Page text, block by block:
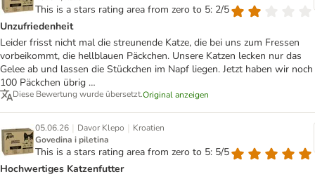
This is a stars rating area from zero to 5: 2/5
Unzufriedenheit
Leider frisst nicht mal die streunende Katze, die bei uns zum Fressen
vorbeikommt, die hellblauen Päckchen. Unsere Katzen lecken nur das
Gelee ab und lassen die Stückchen im Napf liegen. Jetzt haben wir noch
100 Päckchen übrig …
Diese Bewertung wurde übersetzt.Original anzeigen
05.06.26 | Davor Klepo | Kroatien
Govedina i piletina
This is a stars rating area from zero to 5: 5/5
Hochwertiges Katzenfutter